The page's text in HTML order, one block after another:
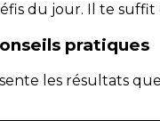
du jour. Il te
pratiques
les résultats